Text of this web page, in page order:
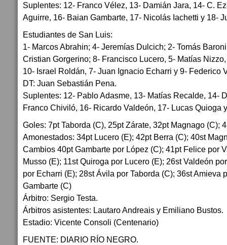
Suplentes: 12- Franco Vélez, 13- Damián Jara, 14- C.
Aguirre, 16- Baian Gambarte, 17- Nicolás Iachetti y 18-
Estudiantes de San Luis:
1- Marcos Abrahin; 4- Jeremías Dulcich; 2- Tomás
Cristian Gorgerino; 8- Francisco Lucero, 5- Matías
10- Israel Roldán, 7- Juan Ignacio Echarri y 9- Federico
DT: Juan Sebastián Pena.
Suplentes: 12- Pablo Adasme, 13- Matías Recalde, 14-
Franco Chiviló, 16- Ricardo Valdeón, 17- Lucas Quioga
Goles: 7pt Taborda (C), 25pt Zárate, 32pt Magnago (C);
Amonestados: 34pt Lucero (E); 42pt Berra (C); 40st
Cambios 40pt Gambarte por López (C); 41pt Felice por
Musso (E); 11st Quiroga por Lucero (E); 26st Valdeón
por Echarri (E); 28st Ávila por Taborda (C); 36st Amieva
Gambarte (C)
Árbitro: Sergio Testa.
Árbitros asistentes: Lautaro Andreais y Emiliano Bustos.
Estadio: Vicente Consoli (Centenario)
FUENTE: DIARIO RÍO NEGRO.